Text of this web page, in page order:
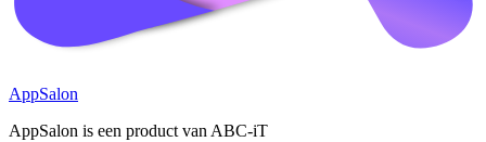
AppSalon
AppSalon is een product van ABC-iT